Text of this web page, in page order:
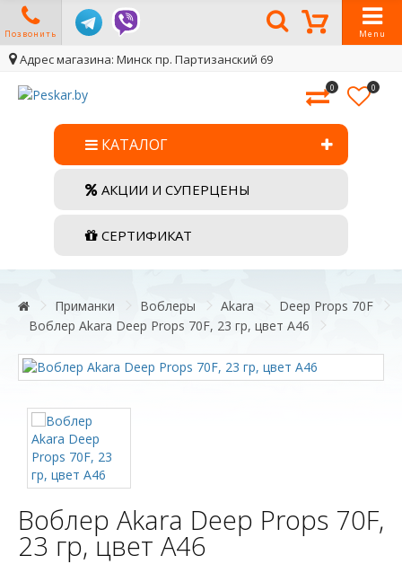
Позвонить Menu
Адрес магазина: Минск пр. Партизанский 69
0 0
КАТАЛОГ
АКЦИИ И СУПЕРЦЕНЫ
СЕРТИФИКАТ
Приманки Воблеры Akara
Deep Props 70F
Воблер Akara Deep Props 70F, 23 гр, цвет А46
Воблер Akara Deep Props 70F,
23 гр, цвет А46